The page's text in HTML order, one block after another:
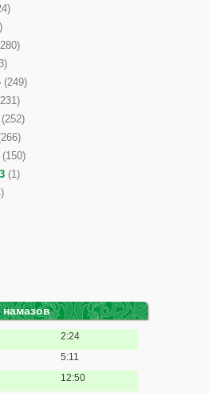
(249)
(252)
(150)
(1)
намазов
2:24
5:11
12:50